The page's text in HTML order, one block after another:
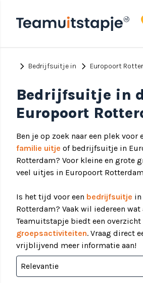
chevron_right Bedrijfsuitje in chevron_right Europoort
Bedrijfsuitje in
Europoort
Ben je op zoek naar een plek voor
familie uitje of bedrijfsuitje in
Rotterdam? Voor kleine en grote
veel uitjes in Europoort
Is het tijd voor een bedrijfsuitje
Rotterdam? Vaak wil iedereen wat
Teamuitstapje biedt een overzicht
groepsactiviteiten. Vraag direct
vrijblijvend meer informatie aan!